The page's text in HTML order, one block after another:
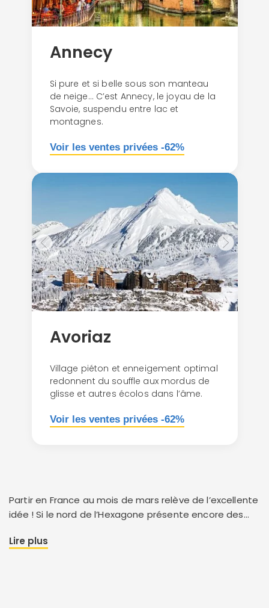
Annecy
Si pure et si belle sous son manteau
de neige… C’est Annecy, le joyau de la
Savoie, suspendu entre lac et
montagnes.
Voir les ventes privées -62%
Avoriaz
Village piéton et enneigement optimal
redonnent du souffle aux mordus de
glisse et autres écolos dans l’âme.
Voir les ventes privées -62%
Partir en France au mois de mars relève de l’excellente
idée ! Si le nord de l’Hexagone présente encore des
déjà les terres du sud et les folles envies d’échappées
Lire plus